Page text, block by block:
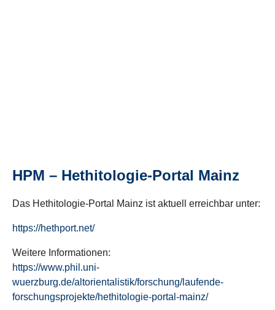
HPM – Hethitologie-Portal Mainz
Das Hethitologie-Portal Mainz ist aktuell erreichbar unter:
https://hethport.net/
Weitere Informationen:
https://www.phil.uni-
wuerzburg.de/altorientalistik/forschung/laufende-
forschungsprojekte/hethitologie-portal-mainz/